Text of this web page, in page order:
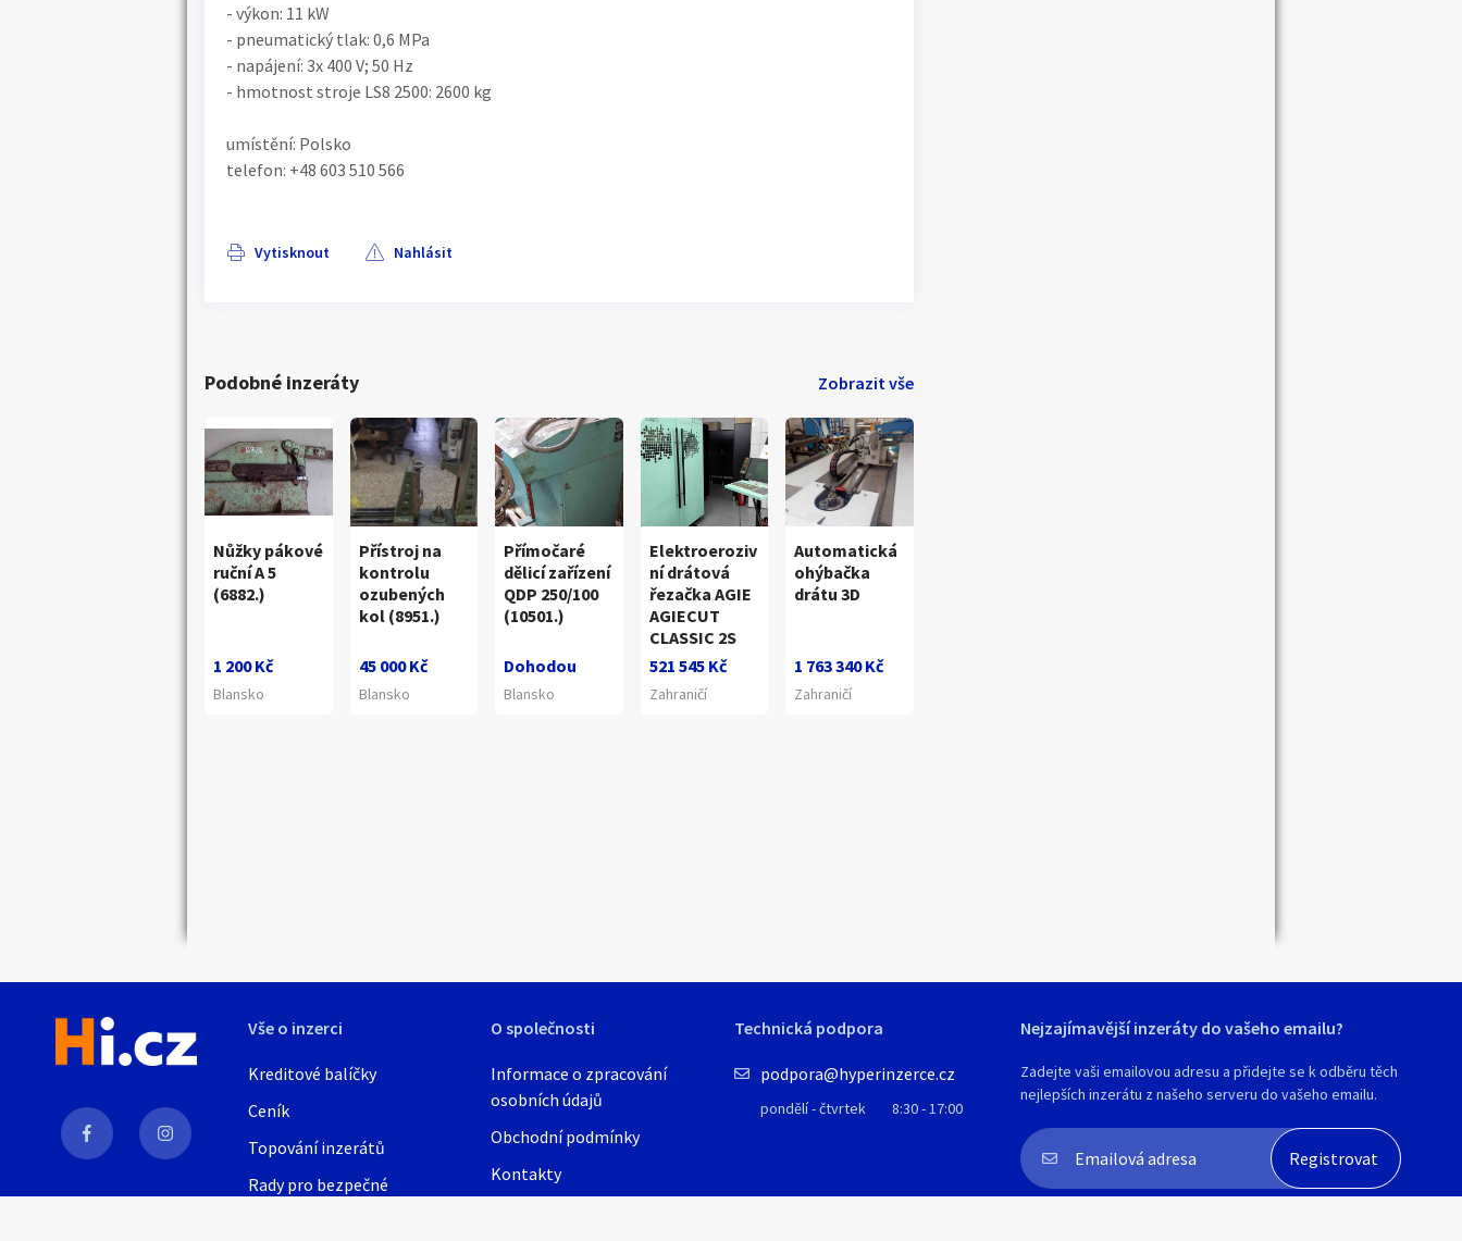
- výkon: 11 kW
- pneumatický tlak: 0,6 MPa
- napájení: 3x 400 V; 50 Hz
- hmotnost stroje LS8 2500: 2600 kg
umístění: Polsko
telefon: +48 603 510 566
Vytisknout Nahlásit
Podobné inzeráty Zobrazit vše
Nůžky pákové
ruční A 5
(6882.)
1 200 Kč
Blansko
Přístroj na
kontrolu
ozubených
kol (8951.)
45 000 Kč
Blansko
Přímočaré
dělicí zařízení
QDP 250/100
(10501.)
Dohodou
Blansko
Elektroeroziv
ní drátová
řezačka AGIE
AGIECUT
CLASSIC 2S
521 545 Kč
Zahraničí
Automatická
ohýbačka
drátu 3D
1 763 340 Kč
Zahraničí
Vše o inzerci
Kreditové balíčky
Ceník
Topování inzerátů
Rady pro bezpečné
O společnosti
Informace o zpracování
osobních údajů
Obchodní podmínky
Kontakty
Technická podpora
podpora@hyperinzerce.cz
pondělí - čtvrtek 8:30 - 17:00
Nejzajímavější inzeráty do vašeho emailu?
Zadejte vaši emailovou adresu a přidejte se k odběru těch
nejlepších inzerátu z našeho serveru do vašeho emailu.